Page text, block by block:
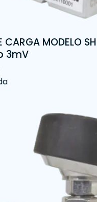
CARGA MODELO
3mV